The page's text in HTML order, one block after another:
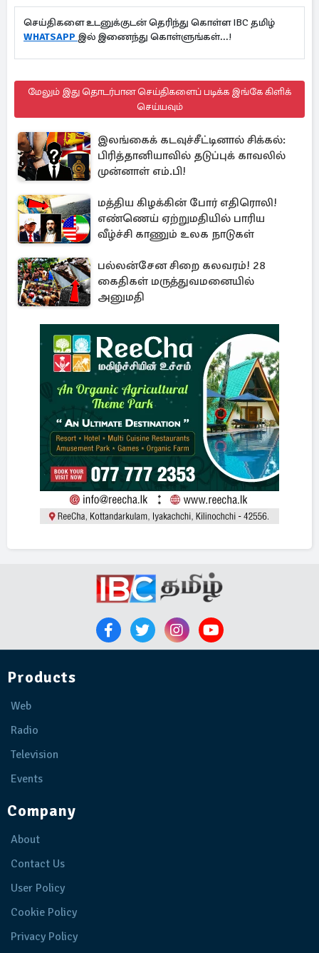
செய்திகளை உடனுக்குடன் தெரிந்து கொள்ள IBC தமிழ்
WHATSAPP இல் இணைந்து கொள்ளுங்கள்...!
மேலும் இது தொடர்பான செய்திகளைப் படிக்க இங்கே கிளிக்
செய்யவும்
இலங்கைக் கடவுச்சீட்டினால் சிக்கல்:
பிரித்தானியாவில் தடுப்புக் காவலில்
முன்னாள் எம்.பி!
மத்திய கிழக்கின் போர் எதிரொலி!
எண்ணெய் ஏற்றுமதியில் பாரிய
வீழ்ச்சி காணும் உலக நாடுகள்
பல்லன்சேன சிறை கலவரம்! 28
கைதிகள் மருத்துவமனையில்
அனுமதி
Products
Web
Radio
Television
Events
Company
About
Contact Us
User Policy
Cookie Policy
Privacy Policy